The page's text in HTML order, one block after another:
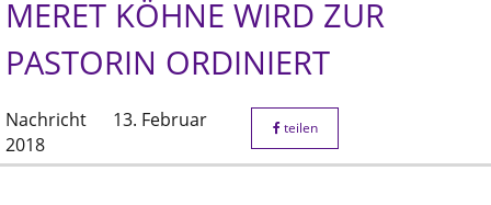
MERET KÖHNE WIRD ZUR
PASTORIN ORDINIERT
Nachricht
13. Februar
2018
teilen